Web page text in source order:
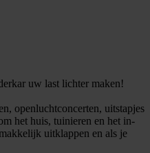
uw last lichter maken!
openluchtconcerten, uitstapjes
het huis, tuinieren en het in-
uitklappen en als je